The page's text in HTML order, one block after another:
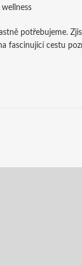
potřebujeme.
fascinující cestu